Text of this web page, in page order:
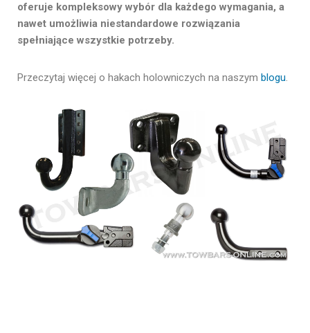
oferuje kompleksowy wybór dla każdego wymagania, a
nawet umożliwia niestandardowe rozwiązania
spełniające wszystkie potrzeby.
Przeczytaj więcej o hakach holowniczych na naszym blogu.